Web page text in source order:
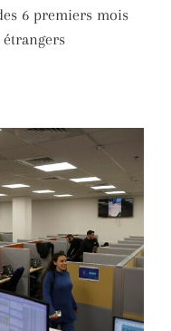
6 premiers mois
étrangers